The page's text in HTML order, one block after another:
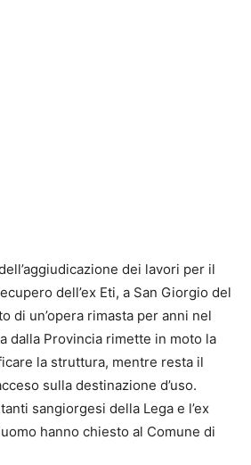
dei lavori per il
dell’ex Eti, a San Giorgio del
di un’opera rimasta per anni nel
dalla Provincia rimette in moto la
la struttura, mentre resta il
sulla destinazione d’uso.
sangiorgesi della Lega e l’ex
hanno chiesto al Comune di